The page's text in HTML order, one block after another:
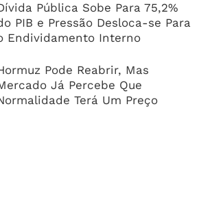
Pública Sobe Para 75,2%
PIB e Pressão Desloca-se Para
Endividamento Interno
Pode Reabrir, Mas
Já Percebe Que
Terá Um Preço